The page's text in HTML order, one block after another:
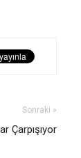
Sonraki »
Çarpışıyor